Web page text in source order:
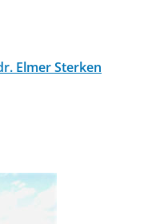
Elmer Sterken